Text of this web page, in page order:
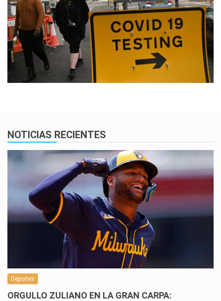
NOTICIAS RECIENTES
Deportes
ORGULLO ZULIANO EN LA GRAN CARPA: